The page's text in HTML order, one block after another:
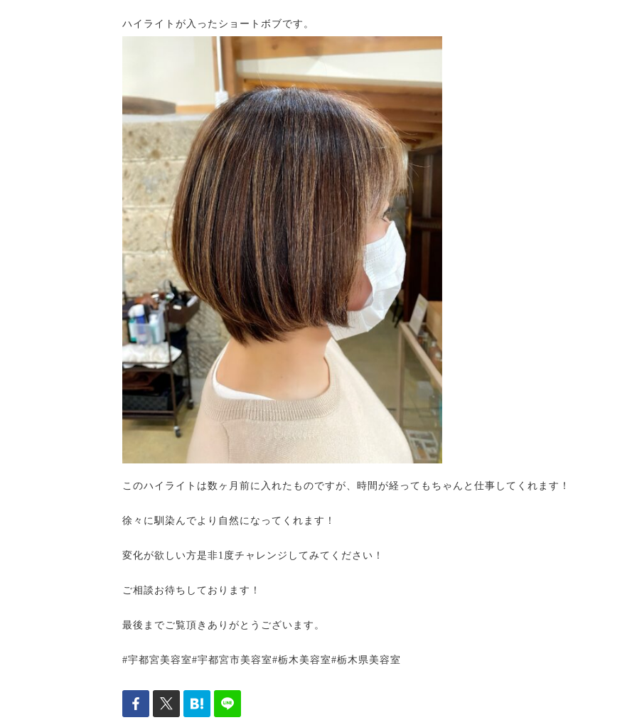
ハイライトが入ったショートボブです。
このハイライトは数ヶ月前に入れたものですが、時間が経ってもちゃんと仕事してくれます！
徐々に馴染んでより自然になってくれます！
変化が欲しい方是非1度チャレンジしてみてください！
ご相談お待ちしております！
最後までご覧頂きありがとうございます。
#宇都宮美容室#宇都宮市美容室#栃木美容室#栃木県美容室